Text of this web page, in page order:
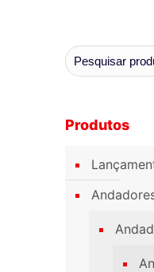
Pesquisar
Produtos